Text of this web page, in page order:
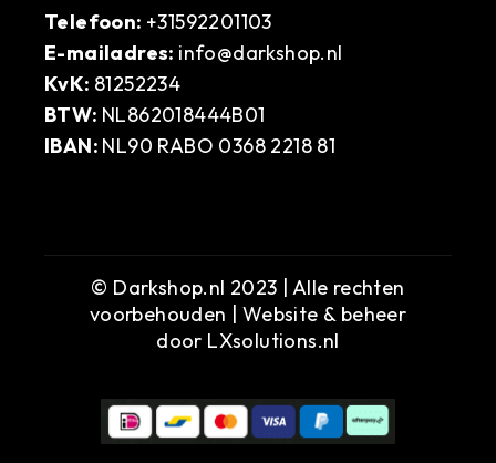
Telefoon: +31592201103
E-mailadres: info@darkshop.nl
KvK: 81252234
BTW: NL862018444B01
IBAN: NL90 RABO 0368 2218 81
© Darkshop.nl 2023 | Alle rechten
voorbehouden | Website & beheer
door LXsolutions.nl